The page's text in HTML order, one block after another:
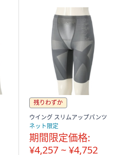
残りわずか
ウイング スリムアップパンツ
ネット限定
期間限定価格:
¥4,257 ~ ¥4,752